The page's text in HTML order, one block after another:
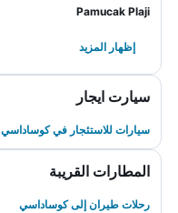
Pamucak Plaji
إظهار المزيد
سيارت ايجار
سيارات للاستئجار في كوساداسي
المطارات القريبة
رحلات طيران إلى كوساداسي